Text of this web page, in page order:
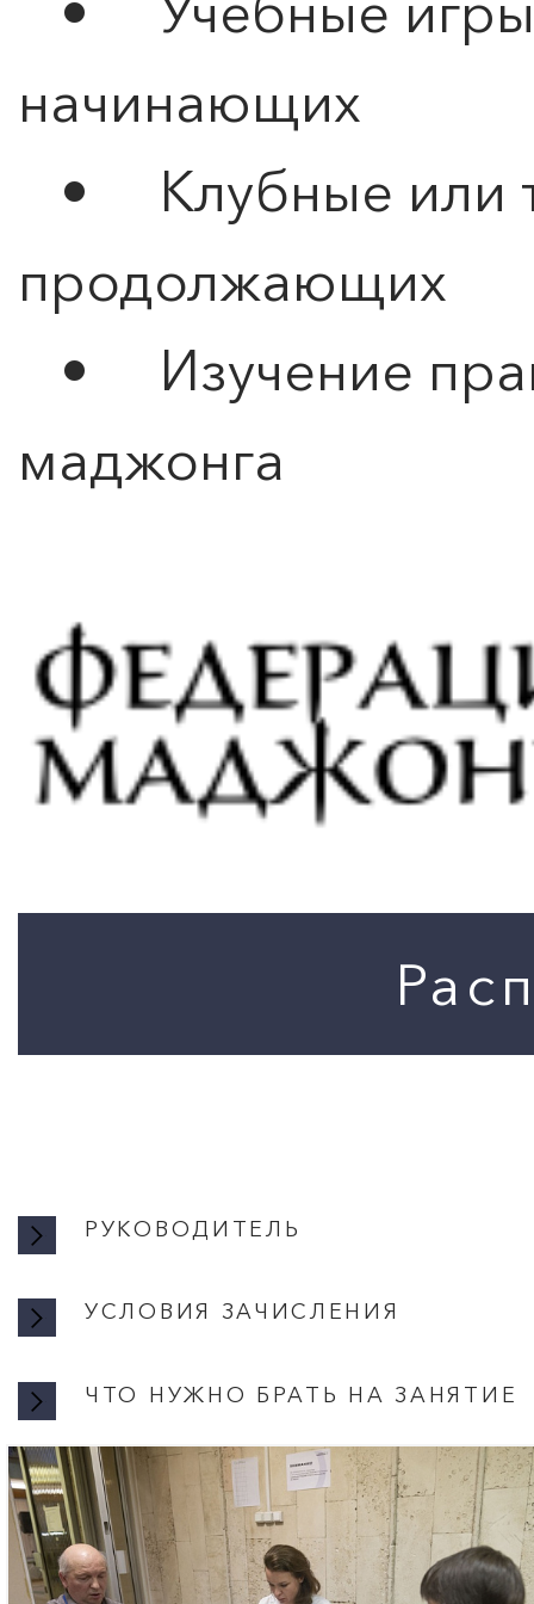
начинающих
• Клубные или
продолжающих
• Изучение
маджонга
РУКОВОДИТЕЛЬ
УСЛОВИЯ ЗАЧИСЛЕНИЯ
Занятия
ЧТО НУЖНО БРАТЬ НА ЗАНЯТИЕ
Участникам